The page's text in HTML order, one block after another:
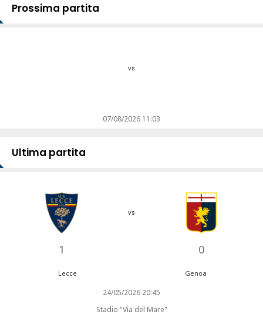
Prossima partita
vs
07/08/2026 11:03
Ultima partita
1
vs
0
Lecce Genoa
24/05/2026 20:45
Stadio "Via del Mare"